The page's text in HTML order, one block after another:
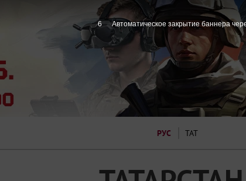
РУС ТАТ
6 Автоматическое закрытие баннера